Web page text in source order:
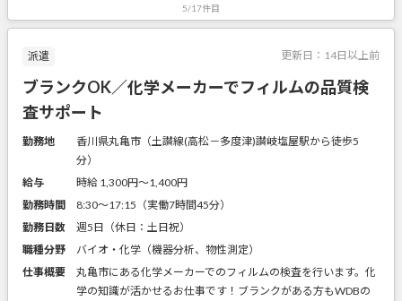
5/17件目
派遣 更新日： 14日以上前
ブランクOK／化学メーカーでフィルムの品質検
査サポート
勤務地
香川県丸亀市（土讃線(高松－多度津)讃岐塩屋駅から徒歩5
分）
給与
時給 1,300円〜1,400円
勤務時間
8:30～17:15（実働7時間45分）
勤務日数
週5日（休日：土日祝）
職種分野
バイオ・化学（機器分析、物性測定）
仕事概要
丸亀市にある化学メーカーでのフィルムの検査を行います。化
学の知識が活かせるお仕事です！ブランクがある方もWDBの